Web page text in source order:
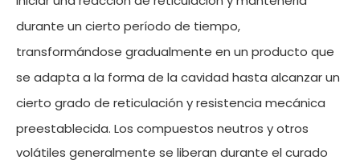
durante un cierto período de tiempo,
transformándose gradualmente en un producto que
se adapta a la forma de la cavidad hasta alcanzar un
cierto grado de reticulación y resistencia mecánica
preestablecida. Los compuestos neutros y otros
volátiles generalmente se liberan durante el curado